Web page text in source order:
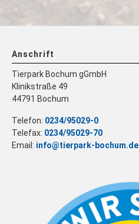
Anschrift
Tierpark Bochum gGmbH
Klinikstraße 49
44791 Bochum
Telefon: 0234/95029-0
Telefax: 0234/95029-70
Email: info@tierpark-bochum.de